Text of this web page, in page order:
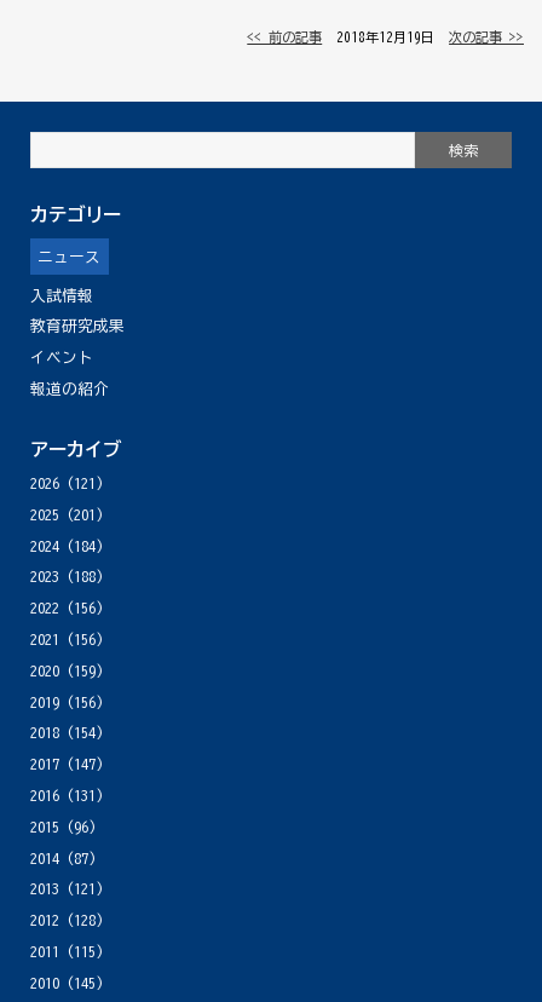
<< 前の記事 │ 2018年12月19日 │次の記事 >>
カテゴリー
ニュース
入試情報
教育研究成果
イベント
報道の紹介
アーカイブ
2026(121)
2025 (201)
2024(184)
2023 (188)
2022 (156)
2021
(156)
2020(159)
2019(156)
2018(154)
2017(147)
2016(131)
2015 (96)
2014(87)
2013 (121)
2012 (128)
2011
(115)
2010(145)